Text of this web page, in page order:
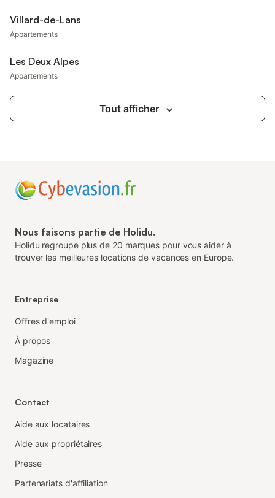
Villard-de-Lans
Appartements
Les Deux Alpes
Appartements
Tout afficher
Nous faisons partie de Holidu.
Holidu regroupe plus de 20 marques pour vous aider à
trouver les meilleures locations de vacances en Europe.
Entreprise
Offres d'emploi
À propos
Magazine
Contact
Aide aux locataires
Aide aux propriétaires
Presse
Partenariats d'affiliation